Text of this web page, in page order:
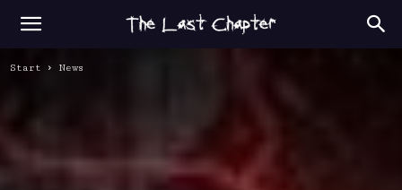
Start News